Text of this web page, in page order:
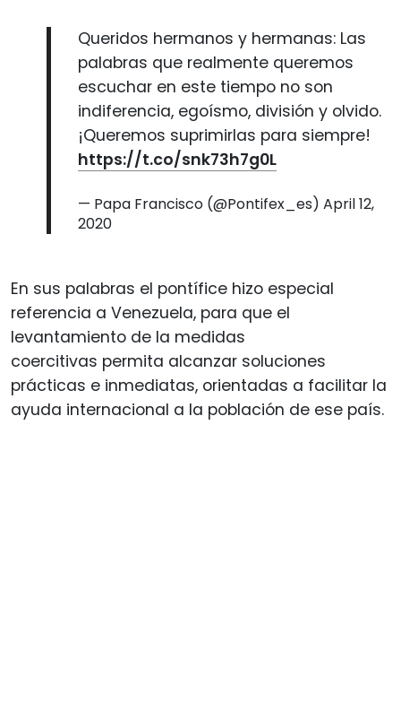
Queridos hermanos y hermanas: Las
palabras que realmente queremos
escuchar en este tiempo no son
indiferencia, egoísmo, división y olvido.
¡Queremos suprimirlas para siempre!
https://t.co/snk73h7g0L
— Papa Francisco (@Pontifex_es) April 12,
2020
En sus palabras el pontífice hizo especial
referencia a Venezuela, para que el
levantamiento de la medidas
coercitivas permita alcanzar soluciones
prácticas e inmediatas, orientadas a facilitar la
ayuda internacional a la población de ese país.